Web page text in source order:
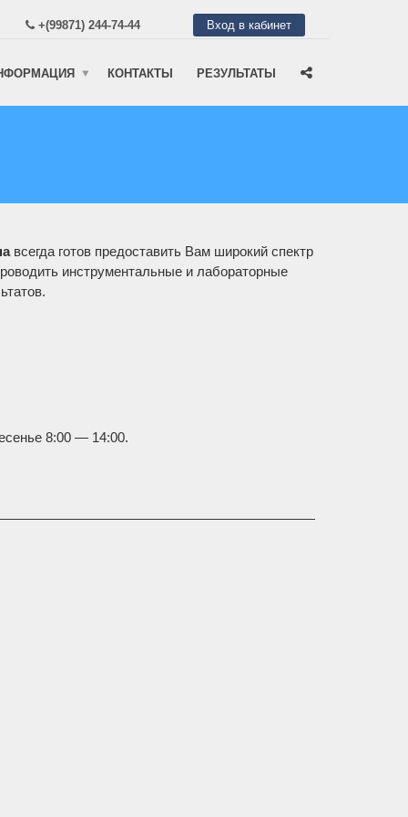
+(99871) 244-74-44 Вход в кабинет
КОНТАКТЫ РЕЗУЛЬТАТЫ
всегда готов предоставить Вам широкий спектр
инструментальные и лабораторные
8:00 — 14:00.